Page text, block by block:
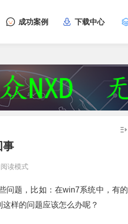
成功案例 下载中心
事
阅读模式
问题，比如：在win7系统中，有的
样的问题应该怎么办呢？